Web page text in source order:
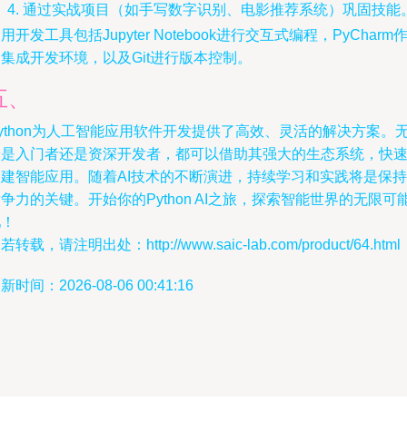
通过实战项目（如手写数字识别、电影推荐系统）巩固技能
开发工具包括Jupyter Notebook进行交互式编程，PyCharm作
成开发环境，以及Git进行版本控制。
为人工智能应用软件开发提供了高效、灵活的解决方案。
入门者还是资深开发者，都可以借助其强大的生态系统，快速
智能应用。随着AI技术的不断演进，持续学习和实践将是保持
力的关键。开始你的Python AI之旅，探索智能世界的无限可
转载，请注明出处：http://www.saic-lab.com/product/64.html
时间：2026-08-06 00:41:16